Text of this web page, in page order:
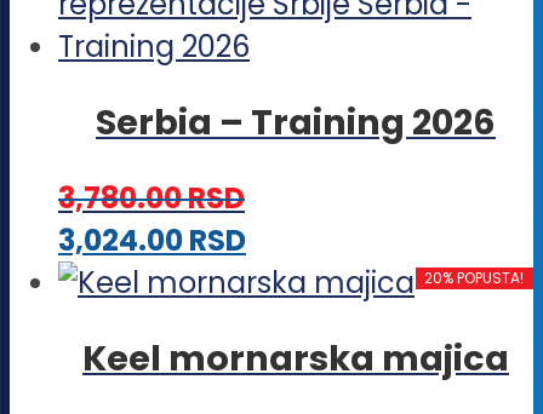
na
stranici
proizvoda.
više
Opcije
na
stranici
proizvoda.
Serbia – Training 2026
3,780.00RSD
3,024.00RSDOvaj
proizvod
više
20% POPUSTA!
Keel mornarska majica